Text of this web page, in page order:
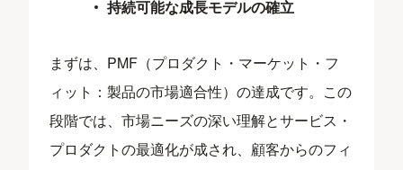
持続可能な成長モデルの確立
まずは、PMF（プロダクト・マーケット・フ
ィット：製品の市場適合性）の達成です。この
段階では、市場ニーズの深い理解とサービス・
プロダクトの最適化が成され、顧客からのフィ